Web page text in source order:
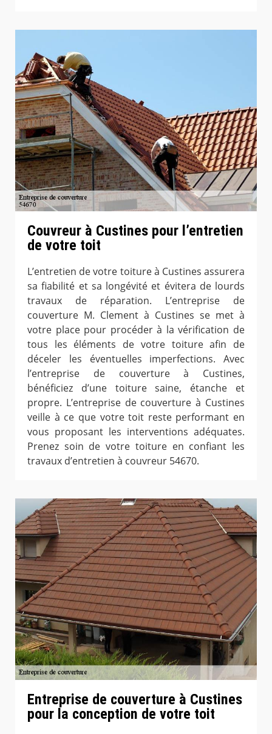
Couvreur à Custines pour l’entretien
de votre toit
L’entretien de votre toiture à Custines assurera
sa fiabilité et sa longévité et évitera de lourds
travaux de réparation. L’entreprise de
couverture M. Clement à Custines se met à
votre place pour procéder à la vérification de
tous les éléments de votre toiture afin de
déceler les éventuelles imperfections. Avec
l’entreprise de couverture à Custines,
bénéficiez d’une toiture saine, étanche et
propre. L’entreprise de couverture à Custines
veille à ce que votre toit reste performant en
vous proposant les interventions adéquates.
Prenez soin de votre toiture en confiant les
travaux d’entretien à couvreur 54670.
Entreprise de couverture à Custines
pour la conception de votre toit